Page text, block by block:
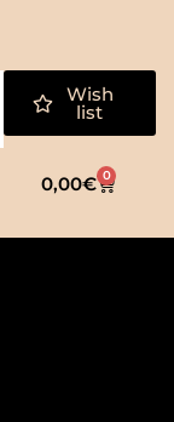
Wish
list
0,00€ 0